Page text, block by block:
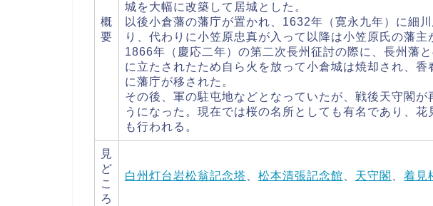
概
要
城を大幅に改築して居城とした。
以後小倉藩の藩庁が置かれ、1632年（寛永九年）に細
り、代わりに小笠原忠真が入って以降は小笠原氏の藩主
1866年（慶応二年）の第二次長州征討の際に、長州藩
に立たされたため自ら火を放って小倉城は焼却され、香
に藩庁が移された。
その後、軍の駐屯地などとなっていたが、戦後天守閣が
うになった。現在では桜の名所としても有名であり、
も行われる。
見
ど
こ
ろ
白州灯台岩松翁記念塔 松本清張記念館 天守閣 着見